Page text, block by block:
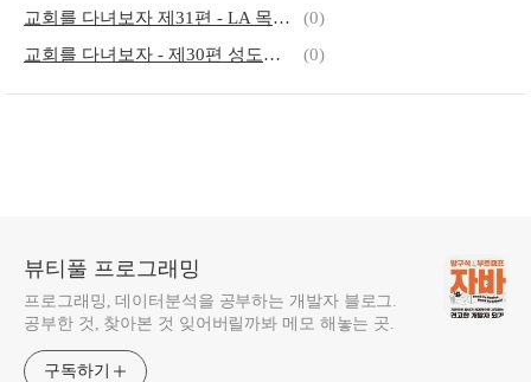
교회를 다녀보자 제31편 - LA 목사님에서 김치찌개집 사장님된분
(0)
교회를 다녀보자 - 제30편 성도의 걱정 거리와 성도가 아닌 사람의 걱정거리가 같다.
(0)
뷰티풀 프로그래밍
프로그래밍, 데이터분석을 공부하는 개발자 블로그.
공부한 것, 찾아본 것 잊어버릴까봐 메모 해놓는 곳.
구독하기